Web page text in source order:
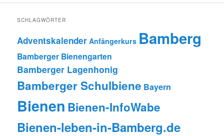
SCHLAGWÖRTER
Adventskalender Anfängerkurs Bamberg
Bamberger Bienengarten
Bamberger Lagenhonig
Bamberger Schulbiene Bayern
Bienen Bienen-InfoWabe
Bienen-leben-in-Bamberg.de